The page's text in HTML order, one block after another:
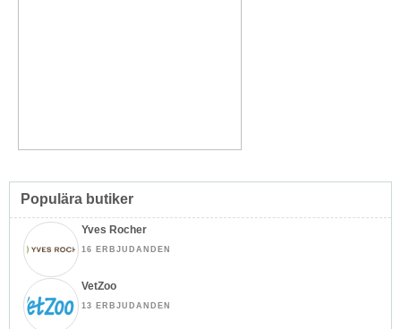
Populära butiker
Yves Rocher
16 ERBJUDANDEN
VetZoo
13 ERBJUDANDEN